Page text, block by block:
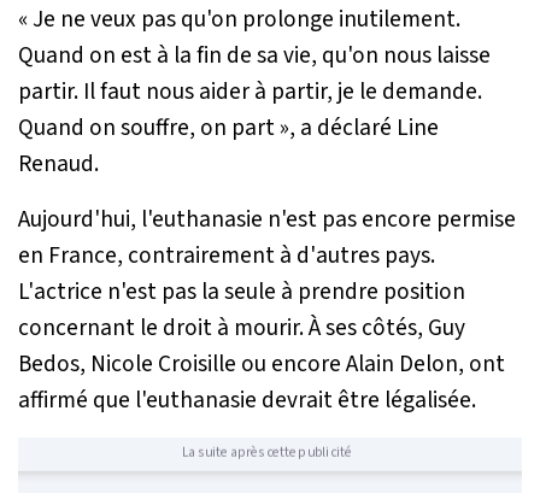
« Je ne veux pas qu'on prolonge inutilement.
Quand on est à la fin de sa vie, qu'on nous laisse
partir. Il faut nous aider à partir, je le demande.
Quand on souffre, on part », a déclaré Line
Renaud.
Aujourd'hui, l'euthanasie n'est pas encore permise
en France, contrairement à d'autres pays.
L'actrice n'est pas la seule à prendre position
concernant le droit à mourir. À ses côtés, Guy
Bedos, Nicole Croisille ou encore Alain Delon, ont
affirmé que l'euthanasie devrait être légalisée.
La suite après cette publicité